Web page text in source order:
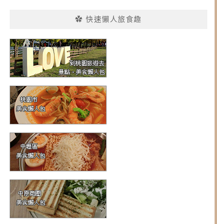
✿ 快速懶人旅食趣